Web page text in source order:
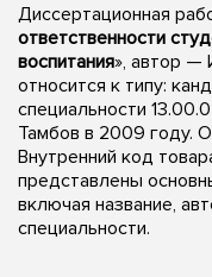
Диссертационная
ответственности
воспитания», автор —
относится к типу:
специальности
Тамбов в 2009 году.
Внутренний код
представлены
включая название,
специальности.